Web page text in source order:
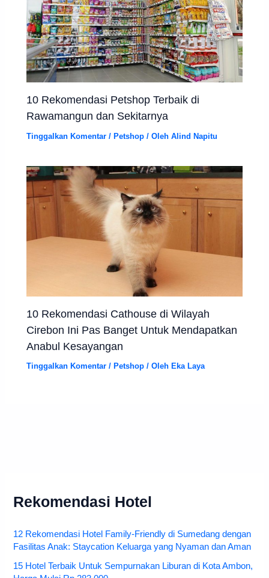
10 Rekomendasi Petshop Terbaik di
Rawamangun dan Sekitarnya
Tinggalkan Komentar /Petshop / OlehAlind Napitu
10 Rekomendasi Cathouse di Wilayah
Cirebon Ini Pas Banget Untuk Mendapatkan
Anabul Kesayangan
Tinggalkan Komentar / Petshop / Oleh Eka Laya
Rekomendasi Hotel
12 Rekomendasi Hotel Family-Friendly di Sumedang dengan
Fasilitas Anak: Staycation Keluarga yang Nyaman dan Aman
15 Hotel Terbaik Untuk Sempurnakan Liburan di Kota Ambon,